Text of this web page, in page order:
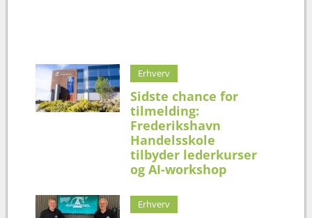
Erhverv
Sidste chance for
tilmelding:
Frederikshavn
Handelsskole
tilbyder lederkurser
og AI-workshop
Erhverv